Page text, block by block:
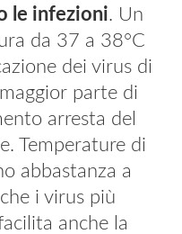
le infezioni. Un
da 37 a 38°C
dei virus di
parte di
arresta del
Temperature di
abbastanza a
i virus più
anche la